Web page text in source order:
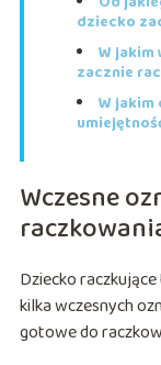
dziecko
W jakim
zacznie
W
Wczesne
Dziecko
kilka wczesnych
gotowe do